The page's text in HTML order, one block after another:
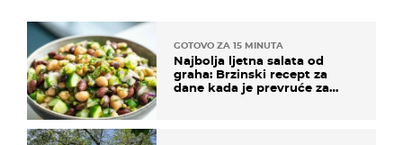
GOTOVO ZA 15 MINUTA
Najbolja ljetna salata od
graha: Brzinski recept za
dane kada je prevruće za